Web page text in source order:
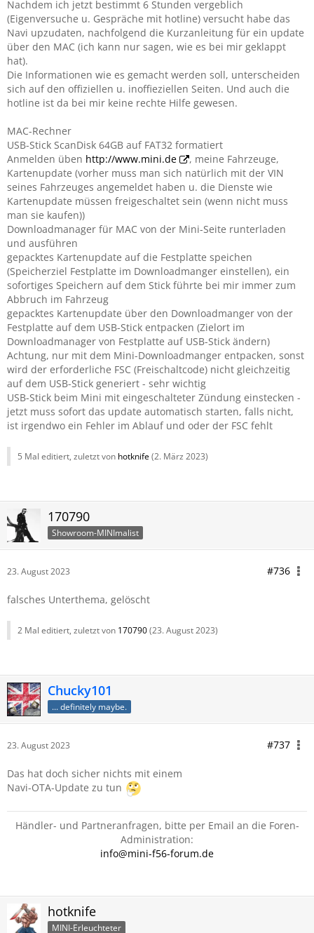
Nachdem ich jetzt bestimmt 6 Stunden vergeblich
(Eigenversuche u. Gespräche mit hotline) versucht habe das
Navi upzudaten, nachfolgend die Kurzanleitung für ein update
über den MAC (ich kann nur sagen, wie es bei mir geklappt
hat).
Die Informationen wie es gemacht werden soll, unterscheiden
sich auf den offiziellen u. inoffieziellen Seiten. Und auch die
hotline ist da bei mir keine rechte Hilfe gewesen.
MAC-Rechner
USB-Stick ScanDisk 64GB auf FAT32 formatiert
Anmelden üben http://www.mini.de
, meine Fahrzeuge,
Kartenupdate (vorher muss man sich natürlich mit der VIN
seines Fahrzeuges angemeldet haben u. die Dienste wie
Kartenupdate müssen freigeschaltet sein (wenn nicht muss
man sie kaufen))
Downloadmanager für MAC von der Mini-Seite runterladen
und ausführen
gepacktes Kartenupdate auf die Festplatte speichen
(Speicherziel Festplatte im Downloadmanger einstellen), ein
sofortiges Speichern auf dem Stick führte bei mir immer zum
Abbruch im Fahrzeug
gepacktes Kartenupdate über den Downloadmanger von der
Festplatte auf dem USB-Stick entpacken (Zielort im
Downloadmanager von Festplatte auf USB-Stick ändern)
Achtung, nur mit dem Mini-Downloadmanger entpacken, sonst
wird der erforderliche FSC (Freischaltcode) nicht gleichzeitig
auf dem USB-Stick generiert - sehr wichtig
USB-Stick beim Mini mit eingeschalteter Zündung einstecken -
jetzt muss sofort das update automatisch starten, falls nicht,
ist irgendwo ein Fehler im Ablauf und oder der FSC fehlt
5 Mal editiert, zuletzt von hotknife(2. März 2023)
170790
Showroom-MINImalist
23. August 2023 #736
falsches Unterthema, gelöscht
2 Mal editiert, zuletzt von 170790(23. August 2023)
Chucky101
... definitely maybe.
23. August 2023 #737
Das hat doch sicher nichts mit einem
Navi-OTA-Update zu tun
Händler- und Partneranfragen, bitte per Email an die Foren-
Administration:
info@mini-f56-forum.de
hotknife
MINI-Erleuchteter